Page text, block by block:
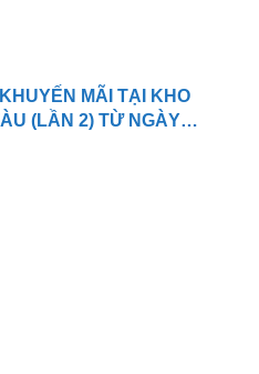
MÃI TẠI KHO
(LẦN 2) TỪ NGÀY